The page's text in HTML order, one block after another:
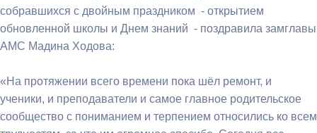
собравшихся с двойным праздником - открытием
обновленной школы и Днем знаний - поздравила замглавы
АМС Мадина Ходова:
«На протяжении всего времени пока шёл ремонт, и
ученики, и преподаватели и самое главное родительское
сообщество с пониманием и терпением относились ко всем